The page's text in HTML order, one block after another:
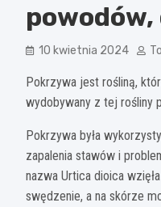
10 kwietnia 2024
Pokrzywa jest rośliną,
wydobywany z tej rośliny
Pokrzywa była
zapalenia stawów i
nazwa Urtica dioica
swędzenie, a na skórze